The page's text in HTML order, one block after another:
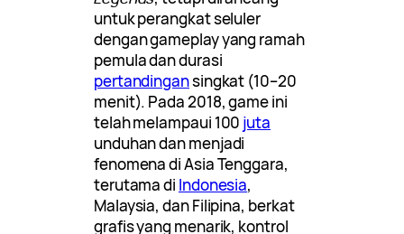
untuk perangkat seluler
dengan gameplay yang ramah
pemula dan durasi
pertandingansingkat (10–20
menit). Pada 2018, game ini
telah melampaui 100 juta
unduhan dan menjadi
fenomena di Asia Tenggara,
terutama di Indonesia,
Malaysia, dan Filipina, berkat
grafis yang menarik, kontrol